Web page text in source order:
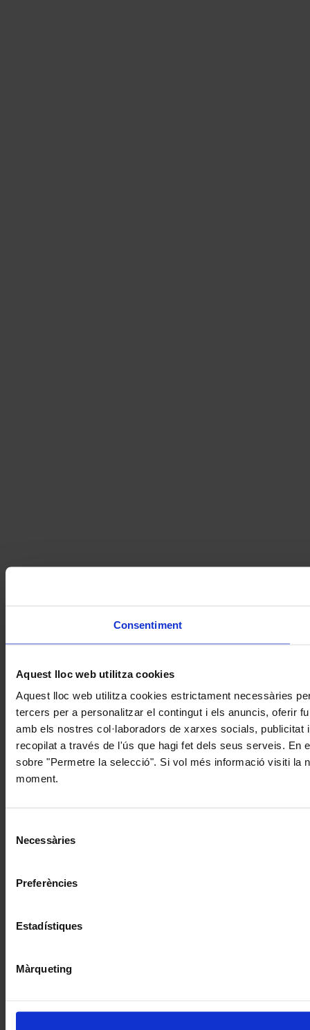
Consentiment
Aquest lloc web utilitza cookies
Aquest lloc web utilitza cookies estrictament necessàries
tercers per a personalitzar el contingut i els anuncis, oferir
amb els nostres col·laboradors de xarxes socials,
recopilat a través de l'ús que hagi fet dels seus serveis. En
sobre "Permetre la selecció". Si vol més informació visiti la
moment.
Necessàries
Preferències
Estadístiques
Màrqueting